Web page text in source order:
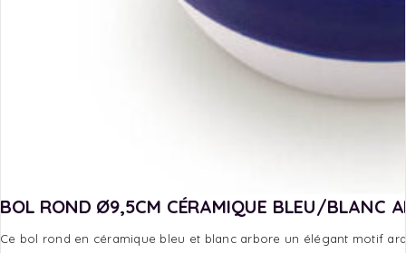
BOL ROND Ø9,5CM CÉRAMIQUE BLEU/BLANC
Ce bol rond en céramique bleu et blanc arbore un élégant motif